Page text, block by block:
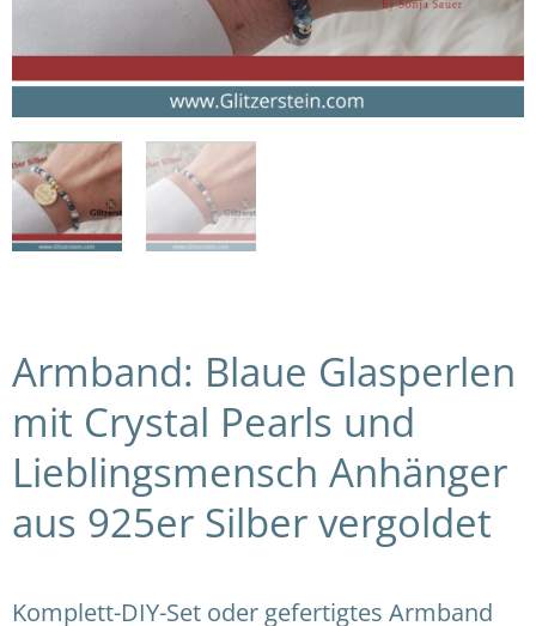
Armband: Blaue Glasperlen
mit Crystal Pearls und
Lieblingsmensch Anhänger
aus 925er Silber vergoldet
Komplett-DIY-Set oder gefertigtes Armband